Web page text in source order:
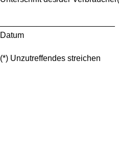
Datum
(*) Unzutreffendes streichen